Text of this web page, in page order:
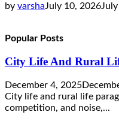
by varshaJuly 10, 2026
Popular Posts
City Life And Rural
December 4, 2025
City life and rural life
competition, and noise,...